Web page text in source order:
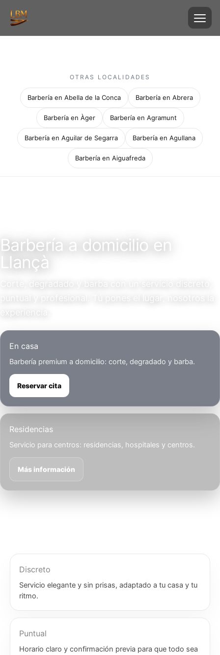
OTRAS LOCALIDADES
Barbería en Abella de la Conca Barbería en Abrera
Barbería en Àger Barbería en Agramunt
Barbería en Aguilar de Segarra Barbería en Agullana
Barbería en Aiguafreda
Barbería a domicilio en
Llançà
Corte, degradado y barba con un servicio discreto,
puntual y profesional. Tú pones el lugar, nosotros la
En casa
Barbería premium a domicilio: corte, degradado y barba.
Reservar cita
Residencias
Servicio para centros: residencias, hospitales y centros.
Más información
Discreto
Servicio elegante y sin prisas, adaptado a tu casa y tu
ritmo.
Puntual
Horario claro y confirmación previa para que todo sea